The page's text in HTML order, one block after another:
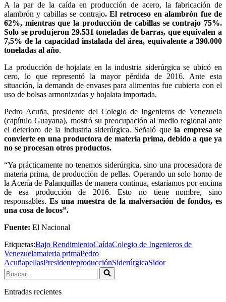
A la par de la caída en producción de acero, la fabricación de
alambrón y cabillas se contrajo. El retroceso en alambrón fue de
62%, mientras que la producción de cabillas se contrajo 75%.
Solo se produjeron 29.531 toneladas de barras, que equivalen a
7,5% de la capacidad instalada del área, equivalente a 390.000
toneladas al año.
La producción de hojalata en la industria siderúrgica se ubicó en
cero, lo que representó la mayor pérdida de 2016. Ante esta
situación, la demanda de envases para alimentos fue cubierta con el
uso de bolsas armonizadas y hojalata importada.
Pedro Acuña, presidente del Colegio de Ingenieros de Venezuela
(capítulo Guayana), mostró su preocupación al medio regional ante
el deterioro de la industria siderúrgica. Señaló quela empresa se
convierte en una productora de materia prima, debido a que ya
no se procesan otros productos.
“Ya prácticamente no tenemos siderúrgica, sino una procesadora de
materia prima, de producción de pellas. Operando un solo horno de
la Acería de Palanquillas de manera continua, estaríamos por encima
de esa producción de 2016. Esto no tiene nombre, sino
responsables.Es una muestra de la malversación de fondos, es
una cosa de locos”.
Fuente: El Nacional
Etiquetas:Bajo RendimientoCaídaColegio de Ingenieros de
Venezuelamateria primaPedro
AcuñapellasPresidenteproducciónSiderúrgicaSidor
Buscar...
Entradas recientes